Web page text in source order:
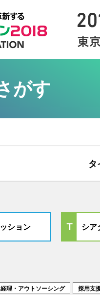
がす
タ
ション シア
理・アウトソーシング 採用支